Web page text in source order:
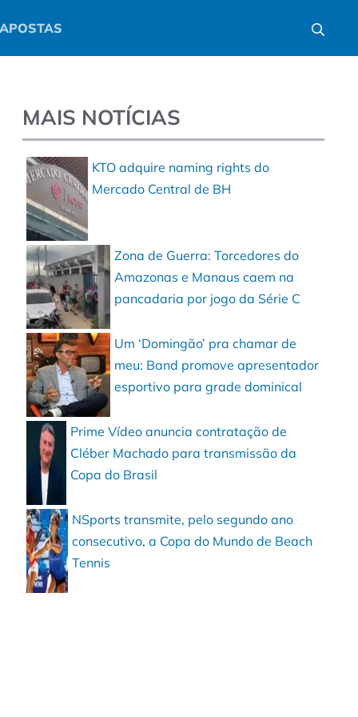
APOSTAS
MAIS NOTÍCIAS
KTO adquire naming rights do
Mercado Central de BH
Zona de Guerra: Torcedores do
Amazonas e Manaus caem na
pancadaria por jogo da Série C
Um ‘Domingão’ pra chamar de
meu: Band promove apresentador
esportivo para grade dominical
Prime Vídeo anuncia contratação de
Cléber Machado para transmissão da
Copa do Brasil
NSports transmite, pelo segundo ano
consecutivo, a Copa do Mundo de Beach
Tennis